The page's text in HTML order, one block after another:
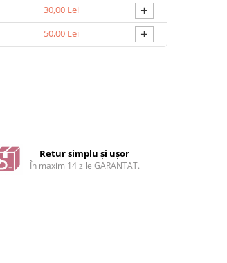
30,00 Lei +
50,00 Lei +
Retur simplu și ușor
În maxim 14 zile GARANTAT.